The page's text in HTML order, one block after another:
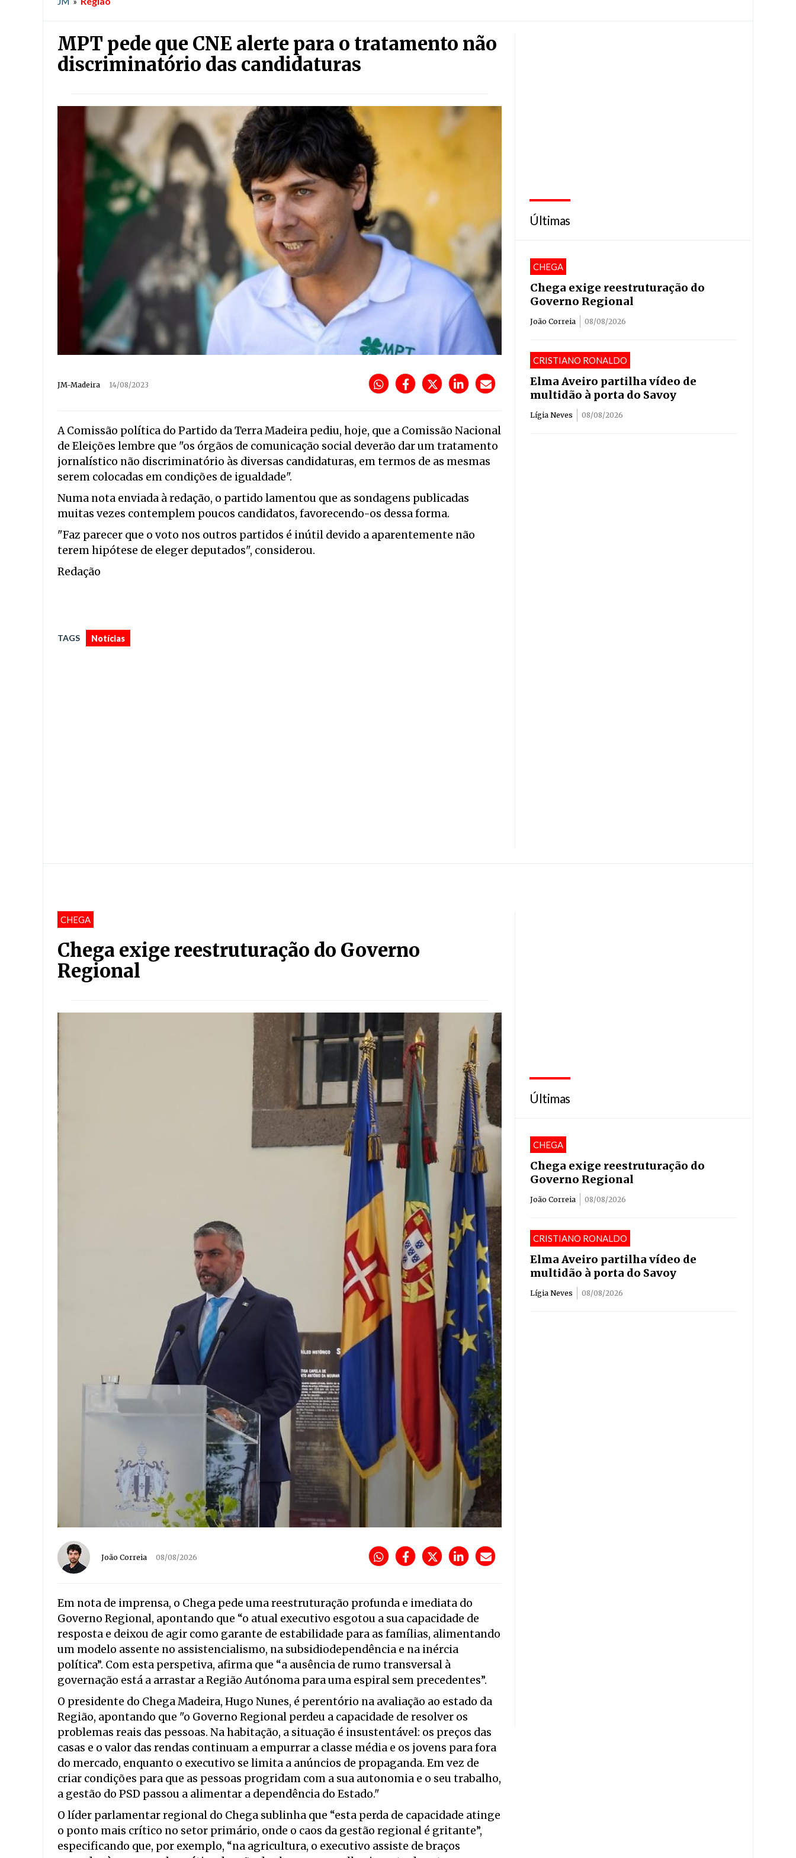
MPT pede que CNE alerte para o tratamento não
discriminatório das candidaturas
JM-Madeira 14/08/2023
A Comissão política do Partido da Terra Madeira pediu, hoje, que a Comissão Nacional
de Eleições lembre que "os órgãos de comunicação social deverão dar um tratamento
jornalístico não discriminatório às diversas candidaturas, em termos de as mesmas
serem colocadas em condições de igualdade".
Numa nota enviada à redação, o partido lamentou que as sondagens publicadas
muitas vezes contemplem poucos candidatos, favorecendo-os dessa forma.
"Faz parecer que o voto nos outros partidos é inútil devido a aparentemente não
terem hipótese de eleger deputados", considerou.
Redação
TAGS Notícias
Últimas
CHEGA
Chega exige reestruturação do
Governo Regional
João Correia 08/08/2026
CRISTIANO RONALDO
Elma Aveiro partilha vídeo de
multidão à porta do Savoy
Lígia Neves 08/08/2026
CHEGA
Chega exige reestruturação do Governo
Regional
João Correia 08/08/2026
Em nota de imprensa, o Chega pede uma reestruturação profunda e imediata do
Governo Regional, apontando que “o atual executivo esgotou a sua capacidade de
resposta e deixou de agir como garante de estabilidade para as famílias, alimentando
um modelo assente no assistencialismo, na subsidiodependência e na inércia
política”. Com esta perspetiva, afirma que “a ausência de rumo transversal à
governação está a arrastar a Região Autónoma para uma espiral sem precedentes”.
O presidente do Chega Madeira, Hugo Nunes, é perentório na avaliação ao estado da
Região, apontando que "o Governo Regional perdeu a capacidade de resolver os
problemas reais das pessoas. Na habitação, a situação é insustentável: os preços das
casas e o valor das rendas continuam a empurrar a classe média e os jovens para fora
do mercado, enquanto o executivo se limita a anúncios de propaganda. Em vez de
criar condições para que as pessoas progridam com a sua autonomia e o seu trabalho,
a gestão do PSD passou a alimentar a dependência do Estado."
O líder parlamentar regional do Chega sublinha que “esta perda de capacidade atinge
o ponto mais crítico no setor primário, onde o caos da gestão regional é gritante”,
especificando que, por exemplo, “na agricultura, o executivo assiste de braços
Últimas
CHEGA
Chega exige reestruturação do
Governo Regional
João Correia 08/08/2026
CRISTIANO RONALDO
Elma Aveiro partilha vídeo de
multidão à porta do Savoy
Lígia Neves 08/08/2026